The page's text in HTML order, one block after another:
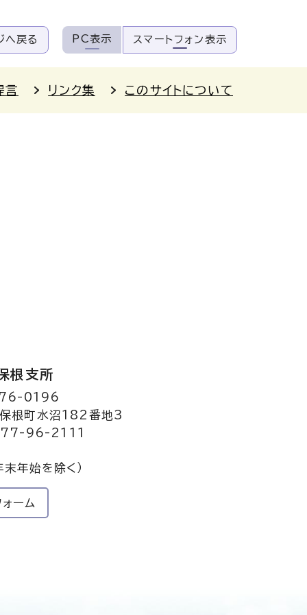
へ戻る PC表示 スマートフォン表示
言 リンク集 このサイトについて
根支所
0196
根町水沼182番地3
96-2111
末年始を除く）
ーム